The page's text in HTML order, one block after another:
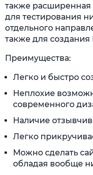
также расширенная
для тестирования
отдельного
также для
Преимущества:
Легко и быстро
Неплохие
современного
Наличие
Легко
Можно сделать
обладая вообще